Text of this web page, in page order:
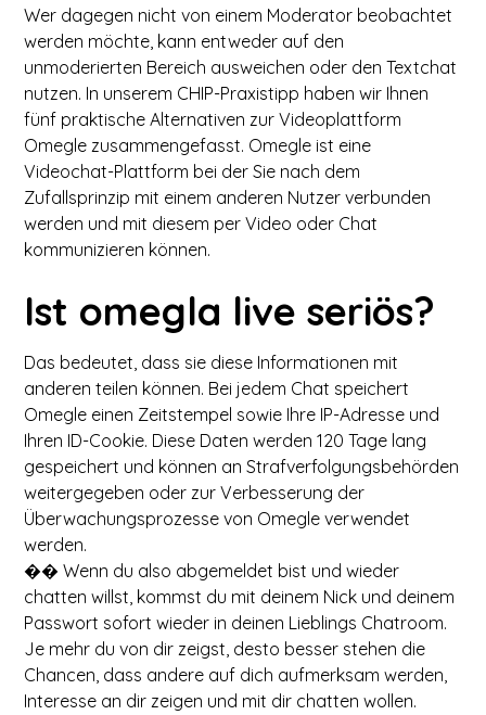
Wer dagegen nicht von einem Moderator beobachtet
werden möchte, kann entweder auf den
unmoderierten Bereich ausweichen oder den Textchat
nutzen. In unserem CHIP-Praxistipp haben wir Ihnen
fünf praktische Alternativen zur Videoplattform
Omegle zusammengefasst. Omegle ist eine
Videochat-Plattform bei der Sie nach dem
Zufallsprinzip mit einem anderen Nutzer verbunden
werden und mit diesem per Video oder Chat
kommunizieren können.
Ist omegla live seriös?
Das bedeutet, dass sie diese Informationen mit
anderen teilen können. Bei jedem Chat speichert
Omegle einen Zeitstempel sowie Ihre IP-Adresse und
Ihren ID-Cookie. Diese Daten werden 120 Tage lang
gespeichert und können an Strafverfolgungsbehörden
weitergegeben oder zur Verbesserung der
Überwachungsprozesse von Omegle verwendet
werden.
�� Wenn du also abgemeldet bist und wieder
chatten willst, kommst du mit deinem Nick und deinem
Passwort sofort wieder in deinen Lieblings Chatroom.
Je mehr du von dir zeigst, desto besser stehen die
Chancen, dass andere auf dich aufmerksam werden,
Interesse an dir zeigen und mit dir chatten wollen.